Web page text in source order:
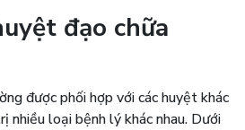
đạo chữa
được phối hợp với các huyệt khác
nhiều loại bệnh lý khác nhau. Dưới